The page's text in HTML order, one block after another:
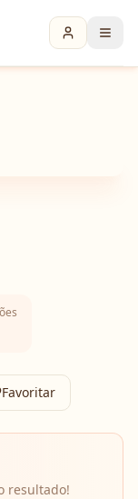
Favoritar
resultado!